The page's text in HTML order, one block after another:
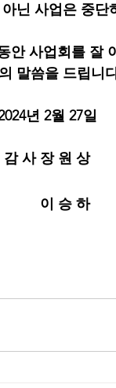
닌 사업은 중
안 사업회를 잘
말씀을 드립니
년 2월 27일
감 사 장 원 상
이 승 하